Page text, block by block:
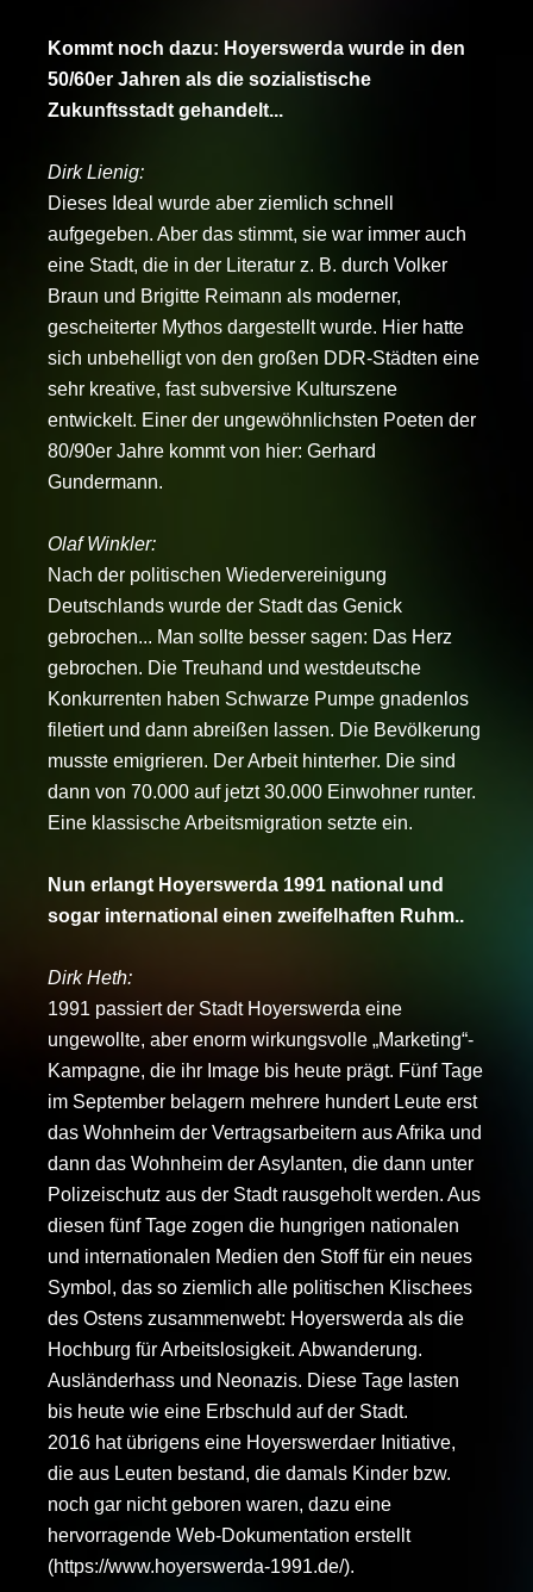
Kommt noch dazu: Hoyerswerda wurde in den
50/60er Jahren als die sozialistische
Zukunftsstadt gehandelt...
Dirk Lienig:
Dieses Ideal wurde aber ziemlich schnell
aufgegeben. Aber das stimmt, sie war immer auch
eine Stadt, die in der Literatur z. B. durch Volker
Braun und Brigitte Reimann als moderner,
gescheiterter Mythos dargestellt wurde. Hier hatte
sich unbehelligt von den großen DDR-Städten eine
sehr kreative, fast subversive Kulturszene
entwickelt. Einer der ungewöhnlichsten Poeten der
80/90er Jahre kommt von hier: Gerhard
Gundermann.
Olaf Winkler:
Nach der politischen Wiedervereinigung
Deutschlands wurde der Stadt das Genick
gebrochen... Man sollte besser sagen: Das Herz
gebrochen. Die Treuhand und westdeutsche
Konkurrenten haben Schwarze Pumpe gnadenlos
filetiert und dann abreißen lassen. Die Bevölkerung
musste emigrieren. Der Arbeit hinterher. Die sind
dann von 70.000 auf jetzt 30.000 Einwohner runter.
Eine klassische Arbeitsmigration setzte ein.
Nun erlangt Hoyerswerda 1991 national und
sogar international einen zweifelhaften Ruhm..
Dirk Heth:
1991 passiert der Stadt Hoyerswerda eine
ungewollte, aber enorm wirkungsvolle „Marketing“-
Kampagne, die ihr Image bis heute prägt. Fünf Tage
im September belagern mehrere hundert Leute erst
das Wohnheim der Vertragsarbeitern aus Afrika und
dann das Wohnheim der Asylanten, die dann unter
Polizeischutz aus der Stadt rausgeholt werden. Aus
diesen fünf Tage zogen die hungrigen nationalen
und internationalen Medien den Stoff für ein neues
Symbol, das so ziemlich alle politischen Klischees
des Ostens zusammenwebt: Hoyerswerda als die
Hochburg für Arbeitslosigkeit. Abwanderung.
Ausländerhass und Neonazis. Diese Tage lasten
bis heute wie eine Erbschuld auf der Stadt.
2016 hat übrigens eine Hoyerswerdaer Initiative,
die aus Leuten bestand, die damals Kinder bzw.
noch gar nicht geboren waren, dazu eine
hervorragende Web-Dokumentation erstellt
(https://www.hoyerswerda-1991.de/).